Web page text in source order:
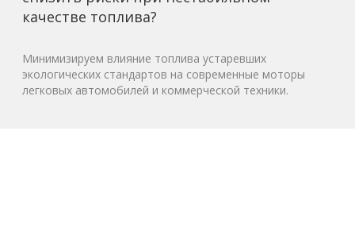
качестве топлива?
Минимизируем влияние топлива устаревших
экологических стандартов на современные моторы
легковых автомобилей и коммерческой техники.